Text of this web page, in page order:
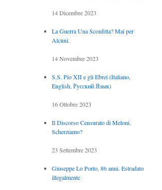
14 Dicembre 2023
La Guerra Una Sconfitta? Mai per
Alcuni.
14 Novembre 2023
S.S. Pio XII e gli Ebrei (Italiano,
English, Русский Язык)
16 Ottobre 2023
Il Discorso Censurato di Meloni.
Scherziamo?
23 Settembre 2023
Giuseppe Lo Porto, 86 anni. Estradato
illegalmente